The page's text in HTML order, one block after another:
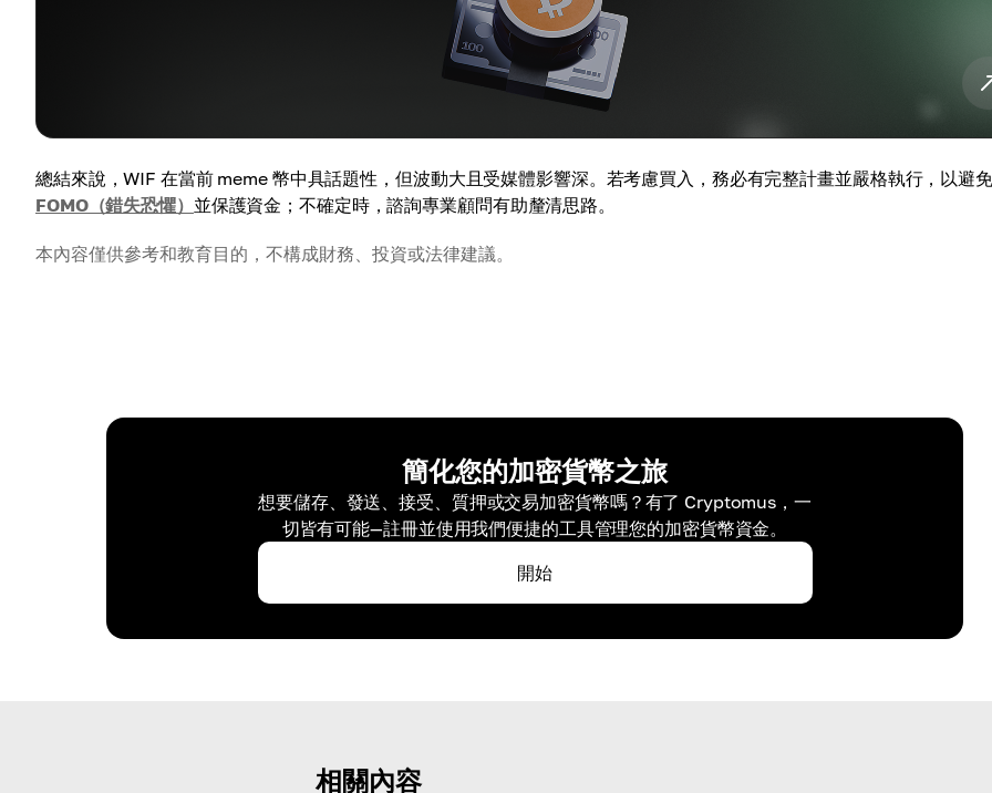
總結來說，WIF 在當前 meme 幣中具話題性，但波動大且受媒體影響深。若考慮買入，務必有完整計畫並嚴格執行，以避免
FOMO（錯失恐懼） 並保護資金；不確定時，諮詢專業顧問有助釐清思路。
本內容僅供參考和教育目的，不構成財務、投資或法律建議。
簡化您的加密貨幣之旅
想要儲存、發送、接受、質押或交易加密貨幣嗎？有了 Cryptomus，一
切皆有可能—註冊並使用我們便捷的工具管理您的加密貨幣資金。
開始
相關內容